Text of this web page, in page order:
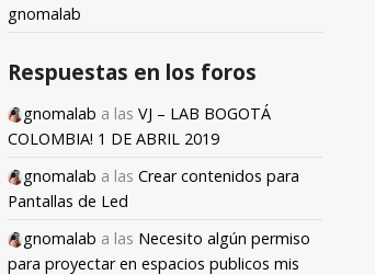
gnomalab
Respuestas en los foros
gnomalab a las VJ – LAB BOGOTÁ
COLOMBIA! 1 DE ABRIL 2019
gnomalab a las Crear contenidos para
Pantallas de Led
gnomalab a las Necesito algún permiso
para proyectar en espacios publicos mis